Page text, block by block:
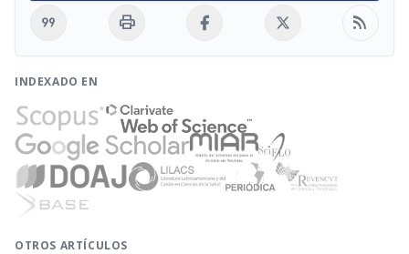
format_quote print rss_feed
INDEXADO EN
OTROS ARTÍCULOS